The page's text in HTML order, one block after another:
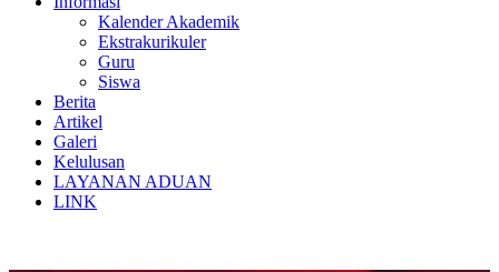
Kalender Akademik
Ekstrakurikuler
Guru
Siswa
Berita
Artikel
Galeri
Kelulusan
LAYANAN ADUAN
LINK